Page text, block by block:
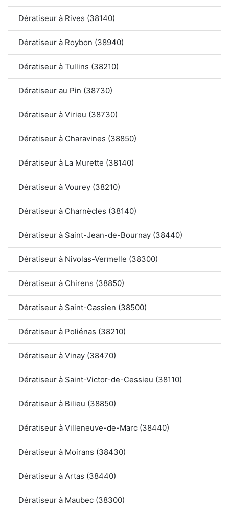
Dératiseur à Rives (38140)
Dératiseur à Roybon (38940)
Dératiseur à Tullins (38210)
Dératiseur au Pin (38730)
Dératiseur à Virieu (38730)
Dératiseur à Charavines (38850)
Dératiseur à La Murette (38140)
Dératiseur à Vourey (38210)
Dératiseur à Charnècles (38140)
Dératiseur à Saint-Jean-de-Bournay (38440)
Dératiseur à Nivolas-Vermelle (38300)
Dératiseur à Chirens (38850)
Dératiseur à Saint-Cassien (38500)
Dératiseur à Poliénas (38210)
Dératiseur à Vinay (38470)
Dératiseur à Saint-Victor-de-Cessieu (38110)
Dératiseur à Bilieu (38850)
Dératiseur à Villeneuve-de-Marc (38440)
Dératiseur à Moirans (38430)
Dératiseur à Artas (38440)
Dératiseur à Maubec (38300)